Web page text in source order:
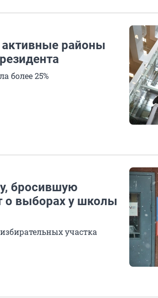
районы
более 25%
бросившую
о выборах у школы
участка